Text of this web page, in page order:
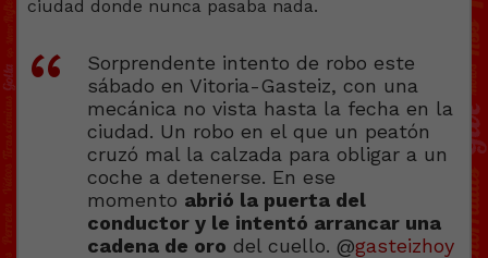
Sorprendente intento de robo este
sábado en Vitoria-Gasteiz, con una
mecánica no vista hasta la fecha en la
ciudad. Un robo en el que un peatón
cruzó mal la calzada para obligar a un
coche a detenerse. En ese
momento abrió la puerta del
conductor y le intentó arrancar una
cadena de oro del cuello. @gasteizhoy